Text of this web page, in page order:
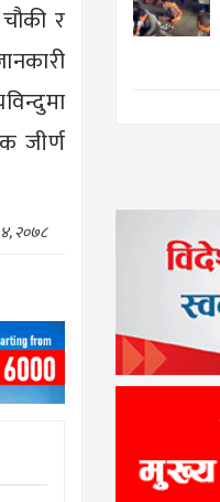
र
जीर्ण
२०७८